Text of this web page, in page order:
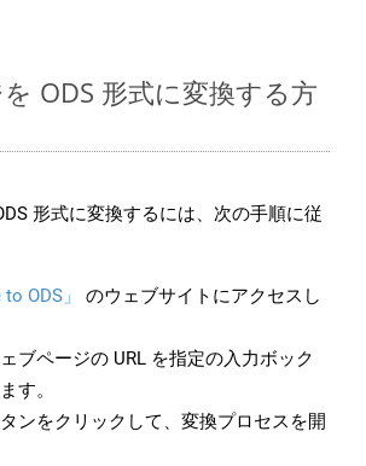
ODS 形式に変換する方
形式に変換するには、次の手順に従
to ODS」
のウェブサイトにアクセスし
ブページの URL を指定の入力ボック
す。
タンをクリックして、変換プロセスを開